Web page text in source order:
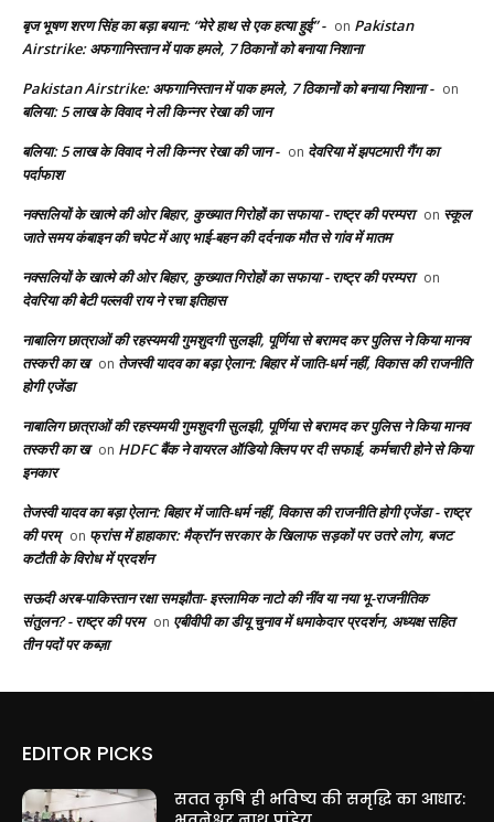
बृज भूषण शरण सिंह का बड़ा बयान: “मेरे हाथ से एक हत्या हुई” - on Pakistan
Airstrike: अफगानिस्तान में पाक हमले, 7 ठिकानों को बनाया निशाना
Pakistan Airstrike: अफगानिस्तान में पाक हमले, 7 ठिकानों को बनाया निशाना - on
बलिया: 5 लाख के विवाद ने ली किन्नर रेखा की जान
बलिया: 5 लाख के विवाद ने ली किन्नर रेखा की जान - on देवरिया में झपटमारी गैंग का
पर्दाफाश
नक्सलियों के खात्मे की ओर बिहार, कुख्यात गिरोहों का सफाया - राष्ट्र की परम्परा on स्कूल
जाते समय कंबाइन की चपेट में आए भाई-बहन की दर्दनाक मौत से गांव में मातम
नक्सलियों के खात्मे की ओर बिहार, कुख्यात गिरोहों का सफाया - राष्ट्र की परम्परा on
देवरिया की बेटी पल्लवी राय ने रचा इतिहास
नाबालिग छात्राओं की रहस्यमयी गुमशुदगी सुलझी, पूर्णिया से बरामद कर पुलिस ने किया मानव
तस्करी का ख on तेजस्वी यादव का बड़ा ऐलान: बिहार में जाति-धर्म नहीं, विकास की राजनीति
होगी एजेंडा
नाबालिग छात्राओं की रहस्यमयी गुमशुदगी सुलझी, पूर्णिया से बरामद कर पुलिस ने किया मानव
तस्करी का ख on HDFC बैंक ने वायरल ऑडियो क्लिप पर दी सफाई, कर्मचारी होने से किया
इनकार
तेजस्वी यादव का बड़ा ऐलान: बिहार में जाति-धर्म नहीं, विकास की राजनीति होगी एजेंडा - राष्ट्र
की परम् on फ्रांस में हाहाकार: मैक्रॉन सरकार के खिलाफ सड़कों पर उतरे लोग, बजट
कटौती के विरोध में प्रदर्शन
सऊदी अरब-पाकिस्तान रक्षा समझौता- इस्लामिक नाटो की नींव या नया भू-राजनीतिक
संतुलन? - राष्ट्र की परम on एबीवीपी का डीयू चुनाव में धमाकेदार प्रदर्शन, अध्यक्ष सहित
तीन पदों पर कब्ज़ा
EDITOR PICKS
सतत कृषि ही भविष्य की समृद्धि का आधार: